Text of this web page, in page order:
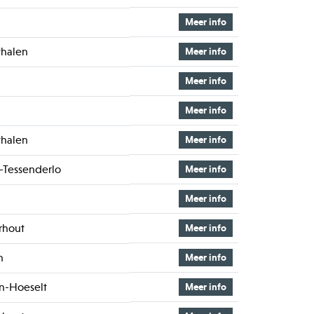
Meer info
Meer info
Meer info
Meer info
Meer info
Tessenderlo Meer info
Meer info
Meer info
Meer info
Hoeselt Meer info